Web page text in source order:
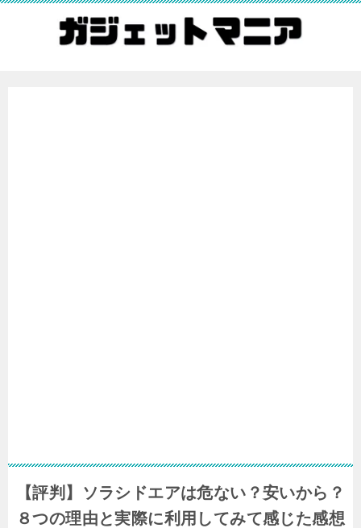
【評判】ソラシドエアは危ない？安いから？
８つの理由と実際に利用してみて感じた感想